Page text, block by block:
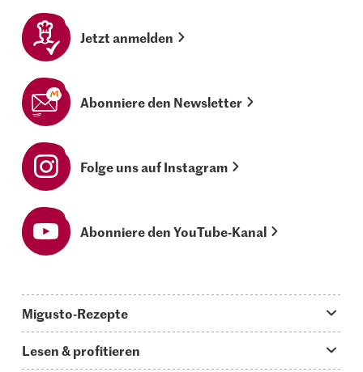
Jetzt anmelden
Abonniere den Newsletter
Folge uns auf Instagram
Abonniere den YouTube-Kanal
Migusto-Rezepte
Lesen & profitieren